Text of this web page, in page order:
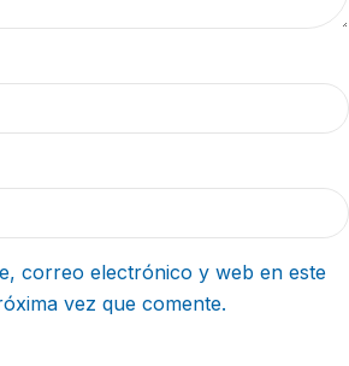
correo electrónico y web en este
vez que comente.